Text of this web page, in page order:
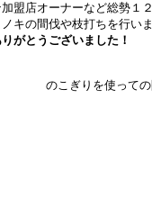
盟店オーナーなど総勢１
キの間伐や枝打ちを行いま
がとうございました！
のこぎりを使って